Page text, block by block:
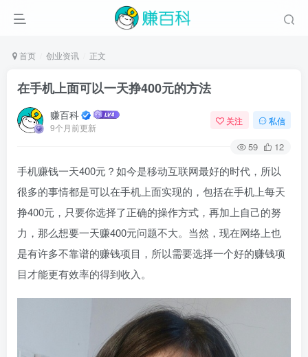
首页 创业资讯 正文
在手机上面可以一天挣400元的方法
赚百科
9个月前更新
关注 私信
59 12
手机赚钱一天400元？如今是移动互联网最好的时代，所以
很多的事情都是可以在手机上面实现的，包括在手机上每天
挣400元，只要你选择了正确的操作方式，再加上自己的努
力，那么想要一天赚400元问题不大。当然，现在网络上也
是有许多不靠谱的赚钱项目，所以需要选择一个好的赚钱项
目才能更有效率的得到收入。